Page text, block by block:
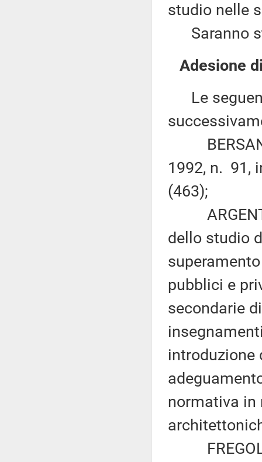
studio nelle
Saranno
Adesione
Le
BERSANI
1992, n. 91,
(463);
dello studio
pubblici e
secondarie
introduzione
normativa in